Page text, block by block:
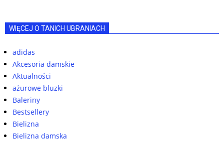
WIĘCEJ O TANICH UBRANIACH
adidas
Akcesoria damskie
Aktualności
ażurowe bluzki
Baleriny
Bestsellery
Bielizna
Bielizna damska